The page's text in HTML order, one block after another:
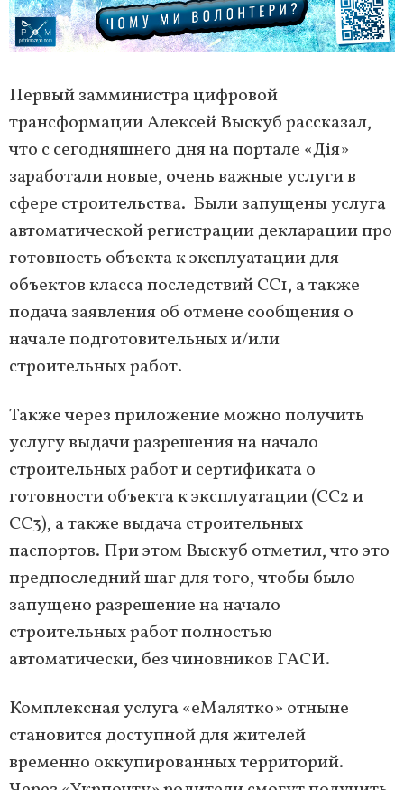
Первый замминистра цифровой
трансформации Алексей Выскуб рассказал,
что с сегодняшнего дня на портале «Дія»
заработали новые, очень важные услуги в
сфере строительства. Были запущены услуга
автоматической регистрации декларации про
готовность объекта к эксплуатации для
объектов класса последствий СС1, а также
подача заявления об отмене сообщения о
начале подготовительных и/или
строительных работ.
Также через приложение можно получить
услугу выдачи разрешения на начало
строительных работ и сертификата о
готовности объекта к эксплуатации (СС2 и
СС3), а также выдача строительных
паспортов. При этом Выскуб отметил, что это
предпоследний шаг для того, чтобы было
запущено разрешение на начало
строительных работ полностью
автоматически, без чиновников ГАСИ.
Комплексная услуга «еМалятко» отныне
становится доступной для жителей
временно оккупированных территорий.